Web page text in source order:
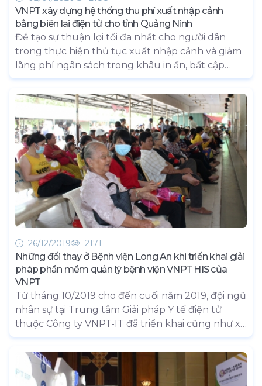
VNPT xây dựng hệ thống thu phí xuất nhập cảnh
bằng biên lai điện tử cho tỉnh Quảng Ninh
Để tạo sự thuận lợi tối đa nhất cho người dân
trong thực hiện thủ tục xuất nhập cảnh và giảm
lãng phí ngân sách trong khâu in ấn, bất cập
trong việc theo dõi, lưu trữ, tháng 10/2019, Phòng
Quản lý xuất nhập cảnh (Công an tỉnh) đã thực
hiện việc thu phí và lệ phí xuất nhập cảnh bằng
biên lai điện tử. Đây là hệ thống do VNPT xây
dựng và cung cấp dịch vụ.
26/12/2019 2171
Những đổi thay ở Bệnh viện Long An khi triển khai giải
pháp phần mềm quản lý bệnh viện VNPT HIS của
VNPT
Từ tháng 10/2019 cho đến cuối năm 2019, đội ngũ
nhân sự tại Trung tâm Giải pháp Y tế điện tử
thuộc Công ty VNPT-IT đã triển khai cũng như xử
lý, giải quyết các yêu cầu đặc thù trên phần
mềm Quản lý bệnh viện VNPT HIS tại Bệnh viện
Long An. Được biết, Bệnh viện đa khoa Long An
là một địa chỉ khách hàng trọng điểm mà phần